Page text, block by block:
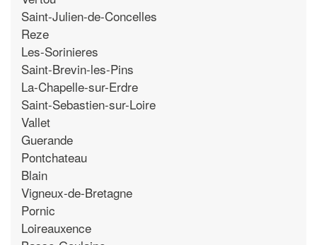
Saint-Julien-de-Concelles
Reze
Les-Sorinieres
Saint-Brevin-les-Pins
La-Chapelle-sur-Erdre
Saint-Sebastien-sur-Loire
Vallet
Guerande
Pontchateau
Blain
Vigneux-de-Bretagne
Pornic
Loireauxence